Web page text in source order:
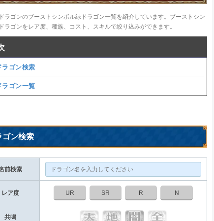
ラゴンのブーストシンボル緑ドラゴン一覧を紹介しています。ブーストシン
ラゴンをレア度、種族、コスト、スキルで絞り込みができます。
ゴン検索
ゴン一覧
ゴン検索
前検索
レア度 UR SR R N
共鳴